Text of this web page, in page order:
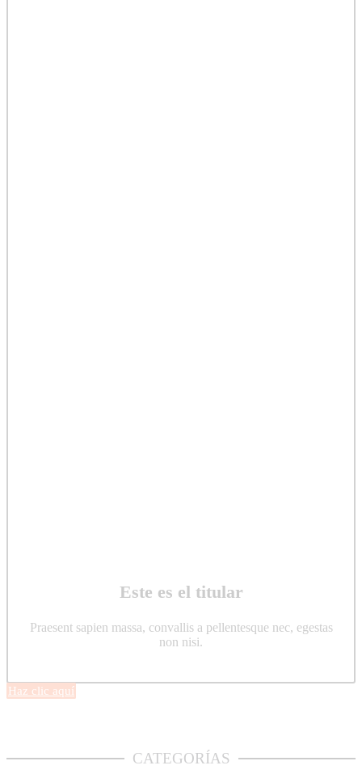
Este es el titular
Praesent sapien massa, convallis a pellentesque nec, egestas
non nisi.
Haz clic aquí
CATEGORÍAS